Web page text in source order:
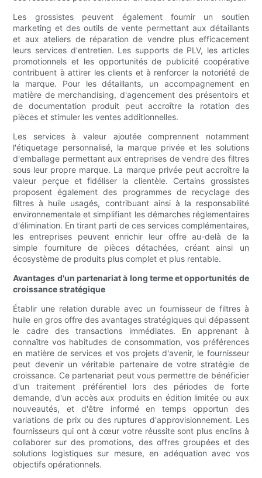
Les grossistes peuvent également fournir un soutien
marketing et des outils de vente permettant aux détaillants
et aux ateliers de réparation de vendre plus efficacement
leurs services d'entretien. Les supports de PLV, les articles
promotionnels et les opportunités de publicité coopérative
contribuent à attirer les clients et à renforcer la notoriété de
la marque. Pour les détaillants, un accompagnement en
matière de merchandising, d'agencement des présentoirs et
de documentation produit peut accroître la rotation des
pièces et stimuler les ventes additionnelles.
Les services à valeur ajoutée comprennent notamment
l'étiquetage personnalisé, la marque privée et les solutions
d'emballage permettant aux entreprises de vendre des filtres
sous leur propre marque. La marque privée peut accroître la
valeur perçue et fidéliser la clientèle. Certains grossistes
proposent également des programmes de recyclage des
filtres à huile usagés, contribuant ainsi à la responsabilité
environnementale et simplifiant les démarches réglementaires
d'élimination. En tirant parti de ces services complémentaires,
les entreprises peuvent enrichir leur offre au-delà de la
simple fourniture de pièces détachées, créant ainsi un
écosystème de produits plus complet et plus rentable.
Avantages d'un partenariat à long terme et opportunités de
croissance stratégique
Établir une relation durable avec un fournisseur de filtres à
huile en gros offre des avantages stratégiques qui dépassent
le cadre des transactions immédiates. En apprenant à
connaître vos habitudes de consommation, vos préférences
en matière de services et vos projets d'avenir, le fournisseur
peut devenir un véritable partenaire de votre stratégie de
croissance. Ce partenariat peut vous permettre de bénéficier
d'un traitement préférentiel lors des périodes de forte
demande, d'un accès aux produits en édition limitée ou aux
nouveautés, et d'être informé en temps opportun des
variations de prix ou des ruptures d'approvisionnement. Les
fournisseurs qui ont à cœur votre réussite sont plus enclins à
collaborer sur des promotions, des offres groupées et des
solutions logistiques sur mesure, en adéquation avec vos
objectifs opérationnels.